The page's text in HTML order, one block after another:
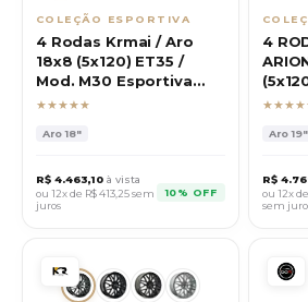
COLEÇÃO ESPORTIVA
4 Rodas Krmai / Aro
18x8 (5x120) ET35 /
Mod. M30 Esportiva
BYD
★★★★★
Aro18"
R$ 4.463,10 à vista
ou 12x de R$413,25sem
juros
10% OFF
4
Aro19"
R$
ou 12x
sem